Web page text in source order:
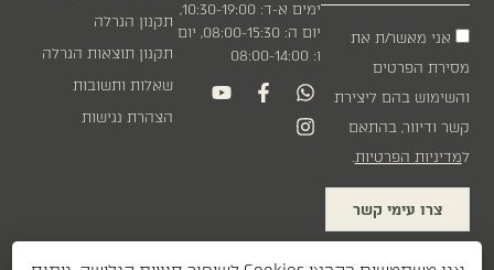
ימים א-ד: 10:30-19:00,
יום ה: 08:00-15:30, יום
ו: 08:00-14:00
תקנון הגרלה
תקנון תוצאות הגרלה
שאלות ותשובות
הצהרת נגישות
אני מאשר/ת את
מסירת הפרטים
והשימוש בהם ליצירת
קשר ודיוור, בהתאם
למדיניות הפרטיות.
צרו עימי קשר